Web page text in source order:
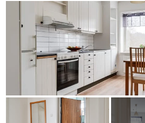
ED Barnhemsg 36-44
Stadgar Honungsskivlingen 2014
3041 Årsredovisning 2025 (1)
Objektsbeskrivning